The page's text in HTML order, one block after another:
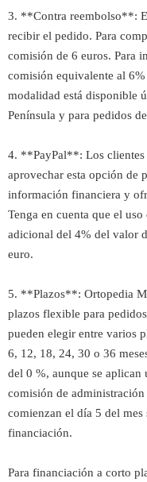
3. **Contra reembolso**:
recibir el pedido. Para
comisión de 6 euros. Para
comisión equivalente al
modalidad está disponible
Península y para pedidos
4. **PayPal**: Los clientes
aprovechar esta opción de
información financiera y
Tenga en cuenta que el
adicional del 4% del valor
euro.
5. **Plazos**: Ortopedia
plazos flexible para
pueden elegir entre varios
6, 12, 18, 24, 30 o 36
del 0 %, aunque se aplican
comisión de
comienzan el día 5 del
financiación.
Para financiación a corto